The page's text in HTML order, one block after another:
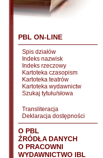
PBL ON-LINE
Spis działów
Indeks nazwisk
Indeks rzeczowy
Kartoteka czasopism
Kartoteka teatrów
Kartoteka wydawnictw
Szukaj tytułu/słowa
Transliteracja
Deklaracja dostępności
O PBL
ŹRÓDŁA DANYCH
O PRACOWNI
WYDAWNICTWO IBL